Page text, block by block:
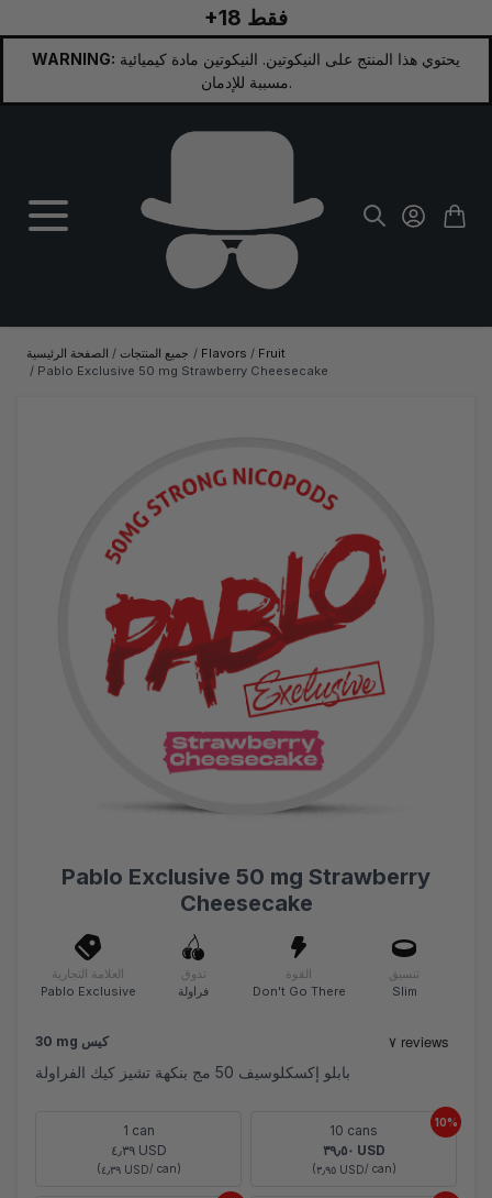
+18 فقط
WARNING:
مسببة للإدمان.
الصفحة الرئيسية / جميع المنتجات / Flavors / Fruit
/ Pablo Exclusive 50 mg Strawberry Cheesecake
Pablo Exclusive 50 mg Strawberry
Cheesecake
العلامة التجارية
Pablo Exclusive
تذوق
فراولة
القوة
Don't Go There
تنسيق
Slim
30 mg كيس
بابلو إكسكلوسيف 50 مج بنكهة تشيز كيك الفراولة
1 can
٤٫٣٩ USD
( ٤٫٣٩ USD/ can)
10 cans
٣٩٫٥٠ USD
( ٣٫٩٥ USD/ can)
10%